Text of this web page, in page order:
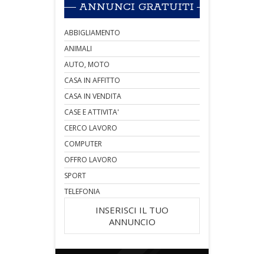
ANNUNCI GRATUITI
ABBIGLIAMENTO
ANIMALI
AUTO, MOTO
CASA IN AFFITTO
CASA IN VENDITA
CASE E ATTIVITA'
CERCO LAVORO
COMPUTER
OFFRO LAVORO
SPORT
TELEFONIA
INSERISCI IL TUO
ANNUNCIO